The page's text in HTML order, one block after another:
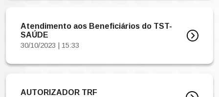
Atendimento aos Beneficiários do TST-
SAÚDE
30/10/2023 | 15:33
AUTORIZADOR TRF